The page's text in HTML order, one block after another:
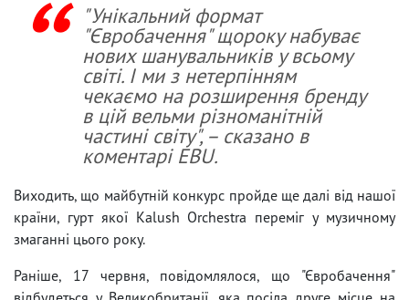
"Унікальний формат
"Євробачення" щороку набуває
нових шанувальників у всьому
світі. І ми з нетерпінням
чекаємо на розширення бренду
в цій вельми різноманітній
частині світу", – сказано в
коментарі EBU.
Виходить, що майбутній конкурс пройде ще далі від нашої
країни, гурт якої Kalush Orchestra переміг у музичному
змаганні цього року.
Раніше, 17 червня, повідомлялося, що "Євробачення"